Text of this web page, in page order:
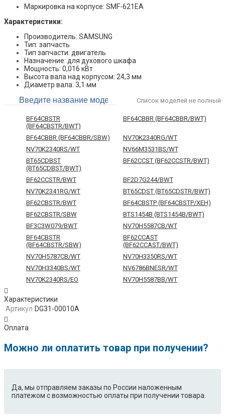
Маркировка на корпусе: SMF-621EA
Характеристики:
Производитель: SAMSUNG
Тип: запчасть
Тип запчасти: двигатель
Назначение: для духового шкафа
Мощность: 0,016 кВт
Высота вала над корпусом: 24,3 мм
Диаметр вала: 3,1 мм
Список моделей не полный
BF64CBSTR
(BF64CBSTR/BWT)
BF64CBBR (BF64CBBR/BWT)
BF64CBBR (BF64CBBR/SBW)
NV70K2340RG/WT
NV70K2340RS/WT
NV66M3531BS/WT
BT65CDBST
(BT65CDBST/BWT)
BF62CCST (BF62CCSTR/BWT)
BF62CCSTR/BWT
BF2D7G244/BWT
NV70K2341RG/WT
BT65CDST (BT65CDSTR/BWT)
BF62CBSTR/BWT
BF64CBSTP (BF64CBSTP/XEH)
BF62CBSTR/SBW
BTS1454B (BTS1454B/BWT)
BF3C3W079/BWT
NV70H5587CB/WT
BF64CBSTR
(BF64CBSTR/SBW)
BF62CCAST
(BF62CCAST/BWT)
NV70H5787CB/WT
NV70H3350RS/WT
NV70H3340BS/WT
NV6786BNESR/WT
NV70K2340RS/EO
NV70H5587BB/WT
(BT621CDST/BWT)
BQ1N4B024
BQ1D4T234/BWT
(BF62CBSTR/BWT)
(BT63CDSTR/BWT)
(BT65TDFSTP/XEH)
BT621FSSTP
BTS14D4B (BTS14D4B/BWT)
Характеристики
Артикул DG31-00010A
Оплата
Можно ли оплатить товар при получении?
Да, мы отправляем заказы по России наложенным
платежом с возможностью оплаты при получении товара.